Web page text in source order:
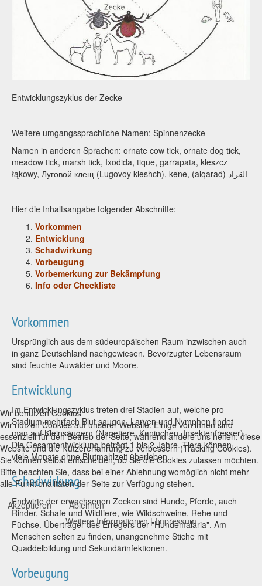
Entwicklungszyklus der Zecke
Weitere umgangssprachliche Namen: Spinnenzecke
Namen in anderen Sprachen: ornate cow tick, ornate dog tick,
meadow tick, marsh tick, Ixodida, tique, garrapata, kleszcz
łąkowy, Луговой клещ (Lugovoy kleshch), kene, (alqarad) القراد
Hier die Inhaltsangabe folgender Abschnitte:
Vorkommen
Entwicklung
Schadwirkung
Vorbeugung
Vorbemerkung zur Bekämpfung
Info oder Checkliste
Vorkommen
Ursprünglich aus dem südeuropäischen Raum inzwischen auch
in ganz Deutschland nachgewiesen. Bevorzugter Lebensraum
sind feuchte Auwälder und Moore.
Entwicklung
Im Entwicklungszyklus treten drei Stadien auf, welche pro
Stadium mehrfach Blut saugen. Larven und Nymphen findet
man auf Kleinsäugern (Nagetiere, Kaninchen, Insektenfresser).
Die Gesamtentwicklung beträgt 1 bis 2 Jahre. Tiere können
viele Monate ohne Blutmahlzeit überleben.
Schadwirkung
Endwirte der erwachsenen Zecken sind Hunde, Pferde, auch
Rinder, Schafe und Wildtiere, wie Wildschweine, Rehe und
Füchse. Überträger des Erregers der "Hundemalaria". Am
Menschen selten zu finden, unangenehme Stiche mit
Quaddelbildung und Sekundärinfektionen.
Vorbeugung
Wir benutzen Cookies
Wir nutzen Cookies auf unserer Website. Einige von ihnen sind
essenziell für den Betrieb der Seite, während andere uns helfen, diese
Website und die Nutzererfahrung zu verbessern (Tracking Cookies).
Sie können selbst entscheiden, ob Sie die Cookies zulassen möchten.
Bitte beachten Sie, dass bei einer Ablehnung womöglich nicht mehr
alle Funktionalitäten der Seite zur Verfügung stehen.
Akzeptieren
Ablehnen
Weitere Informationen|Impressum